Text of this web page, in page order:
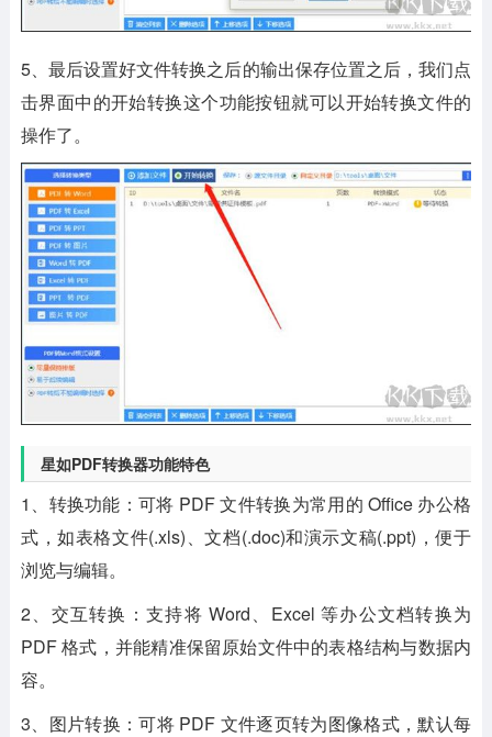
5、最后设置好文件转换之后的输出保存位置之后，我们点
击界面中的开始转换这个功能按钮就可以开始转换文件的
操作了。
星如PDF转换器功能特色
1、转换功能：可将 PDF 文件转换为常用的 Office 办公格
式，如表格文件(.xls)、文档(.doc)和演示文稿(.ppt)，便于
浏览与编辑。
2、交互转换：支持将 Word、Excel 等办公文档转换为
PDF 格式，并能精准保留原始文件中的表格结构与数据内
容。
3、图片转换：可将 PDF 文件逐页转为图像格式，默认每